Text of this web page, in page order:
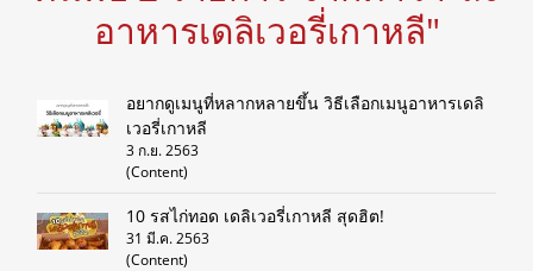
อาหารเดลิเวอรี่เกาหลี"
อยากดูเมนูที่หลากหลายขึ้น วิธีเลือกเมนูอาหารเดลิ
เวอรี่เกาหลี
3 ก.ย. 2563
(Content)
10 รสไก่ทอด เดลิเวอรี่เกาหลี สุดฮิต!
31 มี.ค. 2563
(Content)